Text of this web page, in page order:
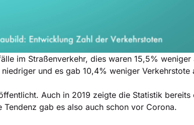
im Straßenverkehr, dies waren 15,5% weniger
und es gab 10,4% weniger Verkehrstote
Auch in 2019 zeigte die Statistik bereits
gab es also auch schon vor Corona.